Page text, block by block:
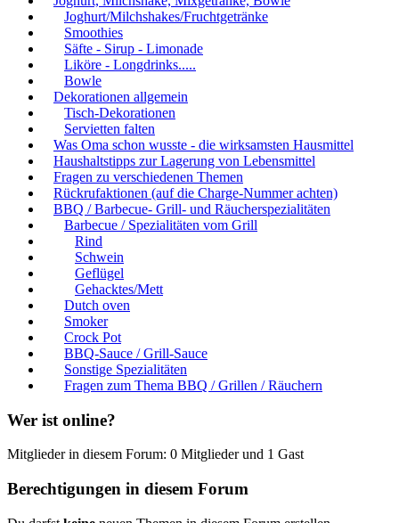
Joghurt/Milchshakes/Fruchtgetränke
Smoothies
Säfte - Sirup - Limonade
Liköre - Longdrinks.....
Bowle
Dekorationen allgemein
Tisch-Dekorationen
Servietten falten
Was Oma schon wusste - die wirksamsten Hausmittel
Haushaltstipps zur Lagerung von Lebensmittel
Fragen zu verschiedenen Themen
Rückrufaktionen (auf die Charge-Nummer achten)
BBQ / Barbecue- Grill- und Räucherspezialitäten
Barbecue / Spezialitäten vom Grill
Rind
Schwein
Geflügel
Gehacktes/Mett
Dutch oven
Smoker
Crock Pot
BBQ-Sauce / Grill-Sauce
Sonstige Spezialitäten
Fragen zum Thema BBQ / Grillen / Räuchern
Wer ist online?
Mitglieder in diesem Forum: 0 Mitglieder und 1 Gast
Berechtigungen in diesem Forum